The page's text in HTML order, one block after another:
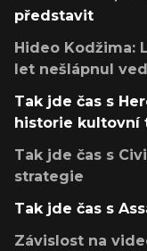
představit
Hideo Kodžima:
let nešlápnul
Tak jde čas s
historie kultovní
Tak jde čas s
strategie
Tak jde čas s
Závislost na